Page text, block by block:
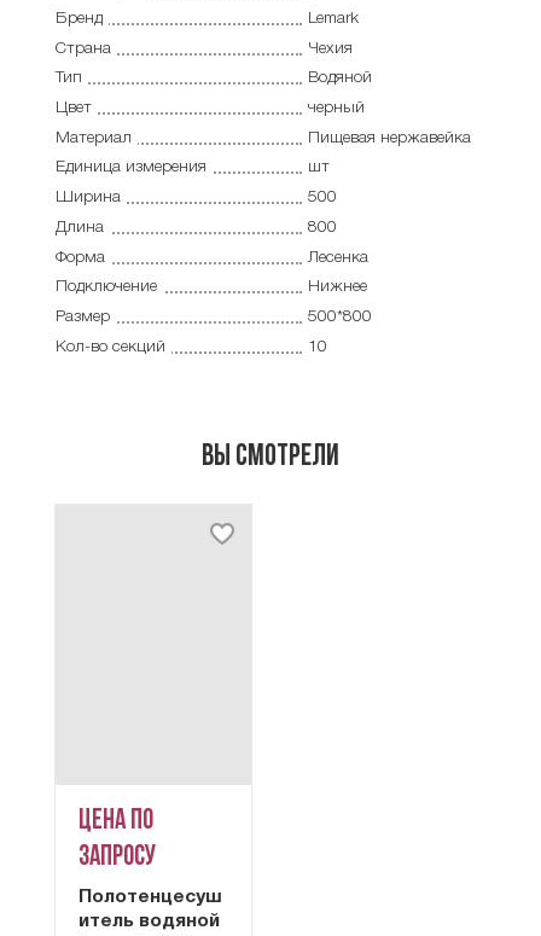
Бренд
Lemark
Страна
Чехия
Тип
Водяной
Цвет
черный
Материал
Пищевая нержавейка
Единица измерения
шт
Ширина
500
Длина
800
Форма
Лесенка
Подключение
Нижнее
Размер
500*800
Кол-во секций
10
Вы смотрели
Цена по
запросу
Полотенцесуш
итель водяной